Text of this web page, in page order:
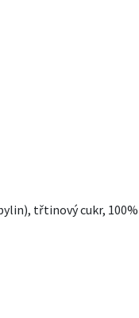
třtinový cukr,